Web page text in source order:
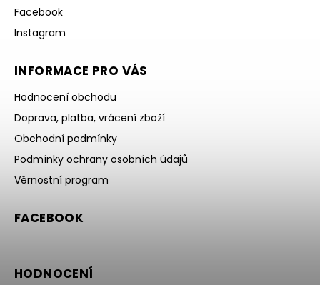
Facebook
Instagram
INFORMACE PRO VÁS
Hodnocení obchodu
Doprava, platba, vrácení zboží
Obchodní podmínky
Podmínky ochrany osobních údajů
Věrnostní program
FACEBOOK
HODNOCENÍ